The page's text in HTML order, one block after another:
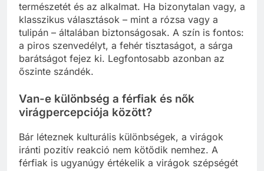
természetét és az alkalmat. Ha bizonytalan vagy, a
klasszikus választások – mint a rózsa vagy a
tulipán – általában biztonságosak. A szín is fontos:
a piros szenvedélyt, a fehér tisztaságot, a sárga
barátságot fejez ki. Legfontosabb azonban az
őszinte szándék.
Van-e különbség a férfiak és nők
virágpercepciója között?
Bár léteznek kulturális különbségek, a virágok
iránti pozitív reakció nem kötődik nemhez. A
férfiak is ugyanúgy értékelik a virágok szépségét